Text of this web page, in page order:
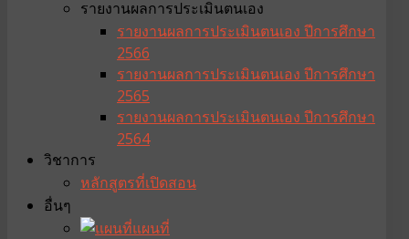
รายงานผลการประเมินตนเอง
รายงานผลการประเมินตนเอง ปีการศึกษา
2566
รายงานผลการประเมินตนเอง ปีการศึกษา
2565
รายงานผลการประเมินตนเอง ปีการศึกษา
2564
วิชาการ
หลักสูตรที่เปิดสอน
อื่นๆ
แผนที่